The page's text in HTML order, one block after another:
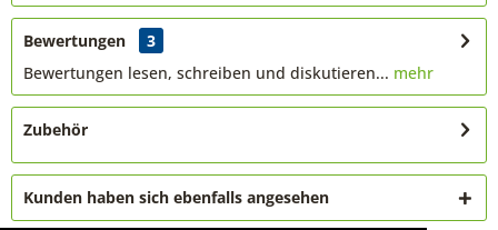
Bewertungen
3
Bewertungen lesen, schreiben und diskutieren... mehr
Zubehör
Kunden haben sich ebenfalls angesehen